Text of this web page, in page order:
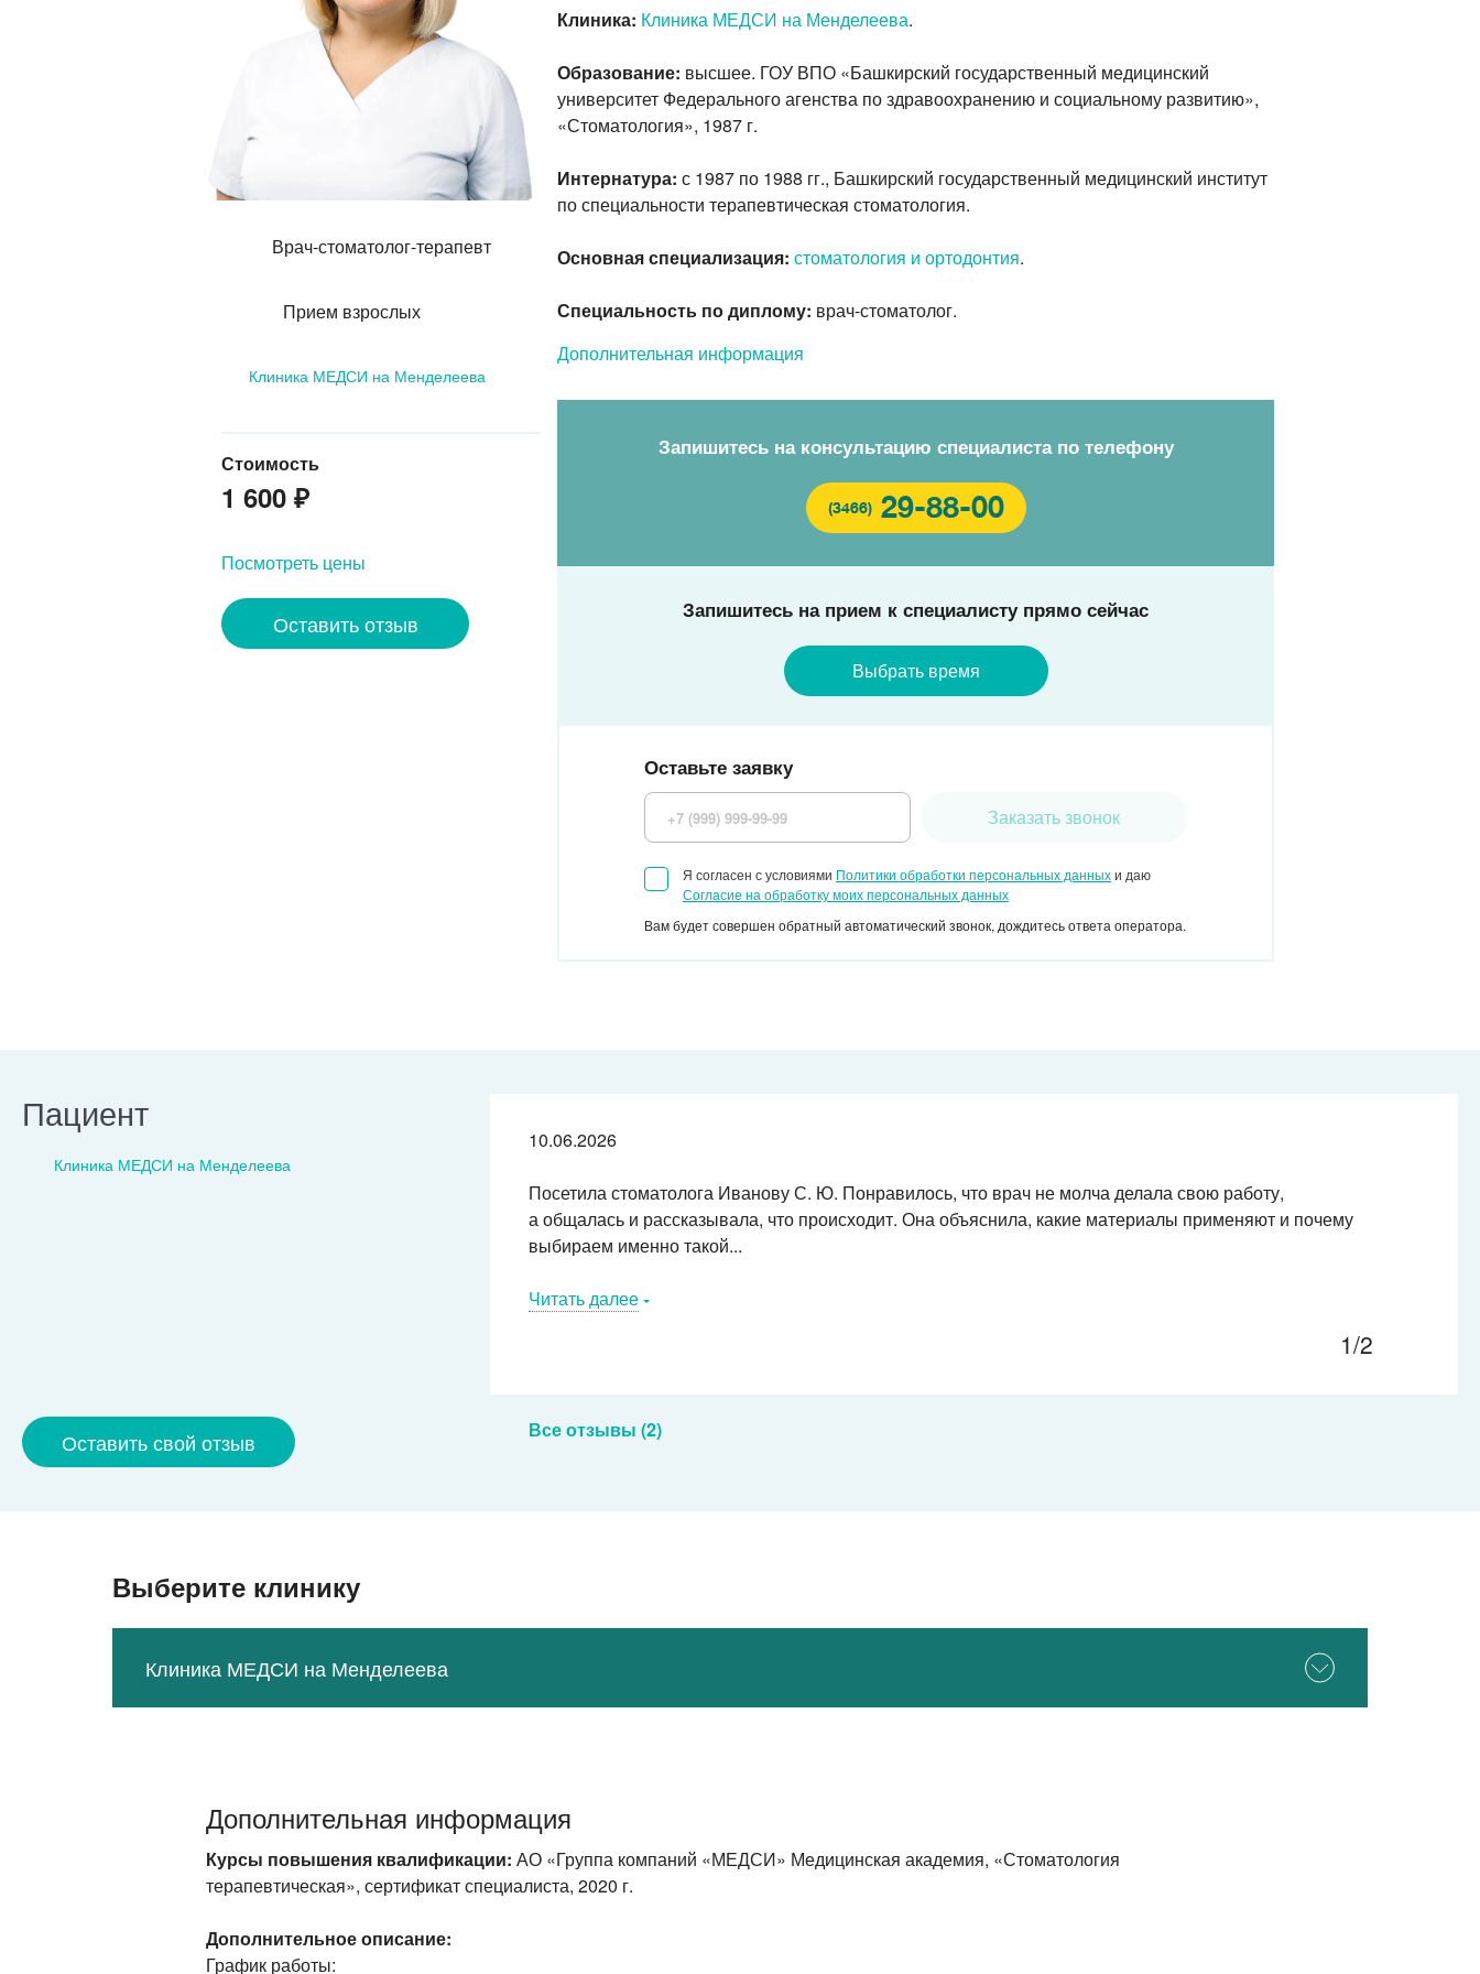
Врач-стоматолог-терапевт
Прием взрослых
Клиника МЕДСИ на Менделеева
Стоимость
1 600 ₽
Посмотреть цены
Оставить отзыв
Клиника: Клиника МЕДСИ на Менделеева.
Образование: высшее. ГОУ ВПО «Башкирский государственный медицинский
университет Федерального агенства по здравоохранению и социальному развитию»,
«Стоматология», 1987 г.
Интернатура: с 1987 по 1988 гг., Башкирский государственный медицинский институт
по специальности терапевтическая стоматология.
Основная специализация: стоматология и ортодонтия.
Специальность по диплому: врач-стоматолог.
Дополнительная информация
Запишитесь на консультацию специалиста по телефону
(3466) 29-88-00
Оставьте заявку
Заказать звонок
Я согласен с условиями Политики обработки персональных данныхи даю
Согласие на обработку моих персональных данных
Вам будет совершен обратный автоматический звонок, дождитесь ответа оператора.
Запишитесь на прием к специалисту прямо сейчас
Выбрать время
Пациент
Клиника МЕДСИ на Менделеева
10.06.2026
Посетила стоматолога Иванову С. Ю. Понравилось, что врач не молча делала свою работу,
а общалась и рассказывала, что происходит. Она объяснила, какие материалы применяют и почему
выбираем именно такой...
Читать далее
1/2
Все отзывы (2)
Оставить свой отзыв
Выберите клинику
Клиника МЕДСИ на Менделеева
Дополнительная информация
Курсы повышения квалификации: АО «Группа компаний «МЕДСИ» Медицинская академия, «Стоматология
терапевтическая», сертификат специалиста, 2020 г.
Дополнительное описание:
График работы: